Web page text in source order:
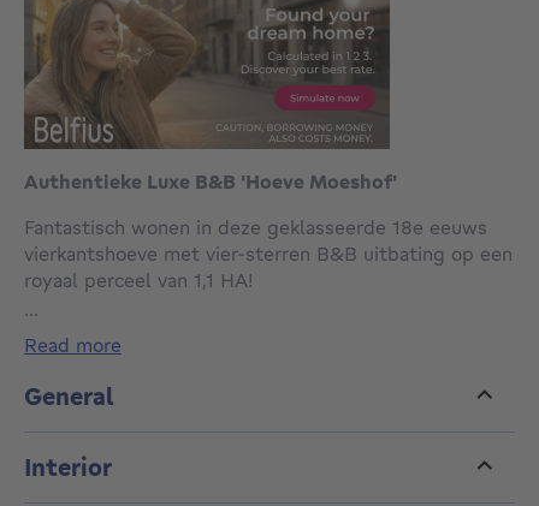
Authentieke Luxe B&B 'Hoeve Moeshof'
Fantastisch wonen in deze geklasseerde 18e eeuws
vierkantshoeve met vier-sterren B&B uitbating op een
royaal perceel van 1,1 HA!
De idyllische Bed & Breakfast ligt vlakbij de kust,
Frankrijk, het historische Veurne en het mooie
Diksmuide.
In het midden van de Westhoek, met zijn vele
fietsroutes, is deze locatie de beste keuze voor de
veelzijdige reiziger.
...
read more
General
Interior